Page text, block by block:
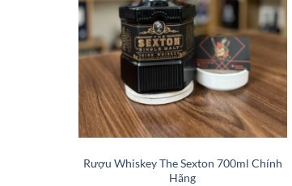
Rượu Whiskey The Sexton 700ml Chính
Hãng